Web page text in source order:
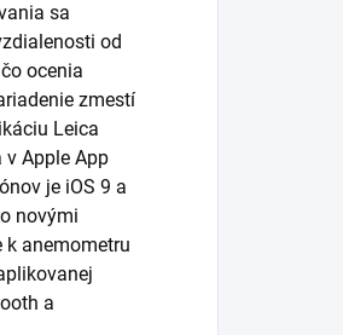
sa
od
ocenia
zmestí
Leica
Apple App
je iOS 9 a
novými
anemometru
a